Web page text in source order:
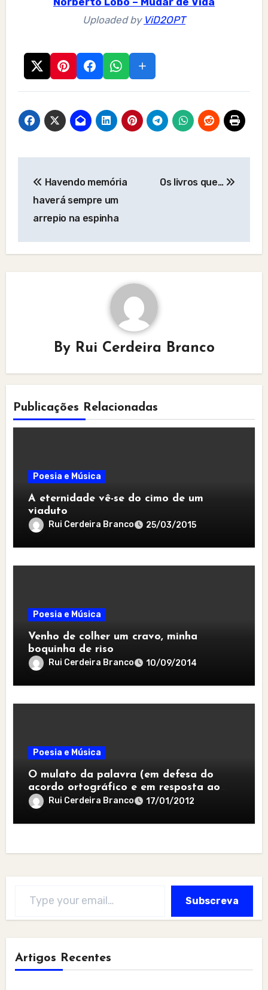
Uploaded by ViD2OPT
navigation
Havendo memória
haverá sempre um
arrepio na espinha
Os livros que…
By Rui Cerdeira Branco
Publicações Relacionadas
Poesia e Música
A eternidade vê-se do cimo de um
viaduto
Rui Cerdeira Branco 25/03/2015
Poesia e Música
Venho de colher um cravo, minha
boquinha de riso
Rui Cerdeira Branco 10/09/2014
Poesia e Música
O mulato da palavra (em defesa do
acordo ortográfico e em resposta ao
jeito de desgarrada)
Rui Cerdeira Branco 17/01/2012
Subscreva
Artigos Recentes